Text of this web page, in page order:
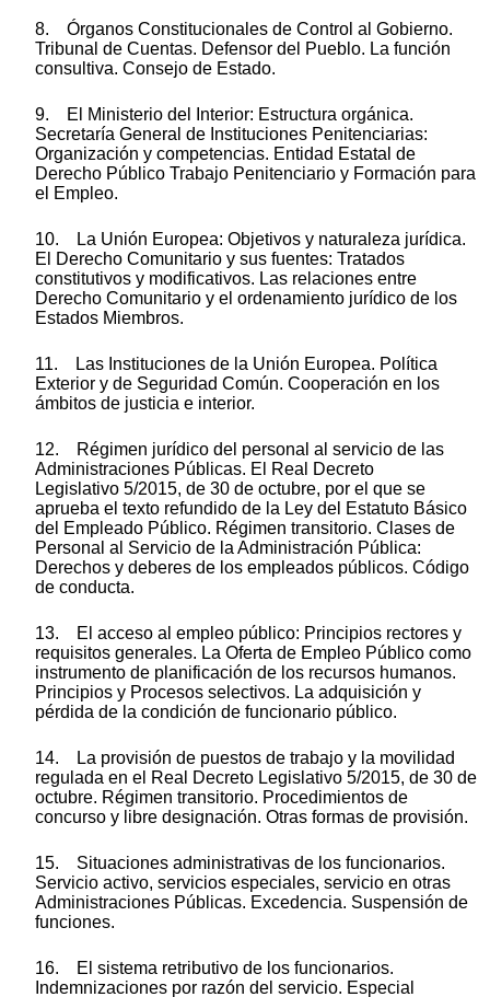
8. Órganos Constitucionales de Control al Gobierno.
Tribunal de Cuentas. Defensor del Pueblo. La función
consultiva. Consejo de Estado.
9. El Ministerio del Interior: Estructura orgánica.
Secretaría General de Instituciones Penitenciarias:
Organización y competencias. Entidad Estatal de
Derecho Público Trabajo Penitenciario y Formación para
el Empleo.
10. La Unión Europea: Objetivos y naturaleza jurídica.
El Derecho Comunitario y sus fuentes: Tratados
constitutivos y modificativos. Las relaciones entre
Derecho Comunitario y el ordenamiento jurídico de los
Estados Miembros.
11. Las Instituciones de la Unión Europea. Política
Exterior y de Seguridad Común. Cooperación en los
ámbitos de justicia e interior.
12. Régimen jurídico del personal al servicio de las
Administraciones Públicas. El Real Decreto
Legislativo 5/2015, de 30 de octubre, por el que se
aprueba el texto refundido de la Ley del Estatuto Básico
del Empleado Público. Régimen transitorio. Clases de
Personal al Servicio de la Administración Pública:
Derechos y deberes de los empleados públicos. Código
de conducta.
13. El acceso al empleo público: Principios rectores y
requisitos generales. La Oferta de Empleo Público como
instrumento de planificación de los recursos humanos.
Principios y Procesos selectivos. La adquisición y
pérdida de la condición de funcionario público.
14. La provisión de puestos de trabajo y la movilidad
regulada en el Real Decreto Legislativo 5/2015, de 30 de
octubre. Régimen transitorio. Procedimientos de
concurso y libre designación. Otras formas de provisión.
15. Situaciones administrativas de los funcionarios.
Servicio activo, servicios especiales, servicio en otras
Administraciones Públicas. Excedencia. Suspensión de
funciones.
16. El sistema retributivo de los funcionarios.
Indemnizaciones por razón del servicio. Especial